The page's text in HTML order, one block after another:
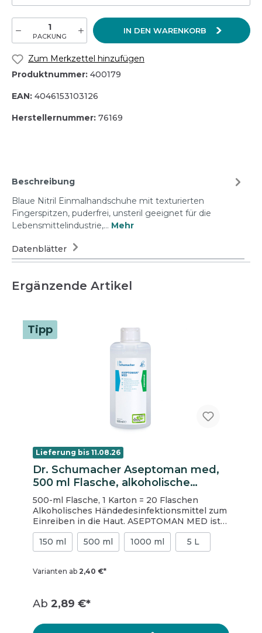
PACKUNG
IN DEN WARENKORB
Zum Merkzettel hinzufügen
Produktnummer: 400179
EAN: 4046153103126
Herstellernummer: 76169
Beschreibung
Blaue Nitril Einmalhandschuhe mit texturierten
Fingerspitzen, puderfrei, unsteril geeignet für die
Lebensmittelindustrie,… Mehr
Datenblätter
Ergänzende Artikel
Tipp
Lieferung bis 11.08.26
Dr. Schumacher Aseptoman med,
500 ml Flasche, alkoholische
Händedesinfektion
500-ml Flasche, 1 Karton = 20 Flaschen
Alkoholisches Händedesinfektionsmittel zum
Einreiben in die Haut. ASEPTOMAN MED ist
das ideale Produkt für die tägliche
Anwendung. Durch seinen niedrigen
Alkoholanteil ist es besonders hautfreundlich
Wirkspektrum. ASEPTOMAN MED ist
Rota- und Adenoviren und erfüllt die
zur Verwendung bei Ausbrüchen von diesen
150 ml 500 ml 1000 ml 5 L
Varianten ab 2,40 €*
Ab 2,89 €*